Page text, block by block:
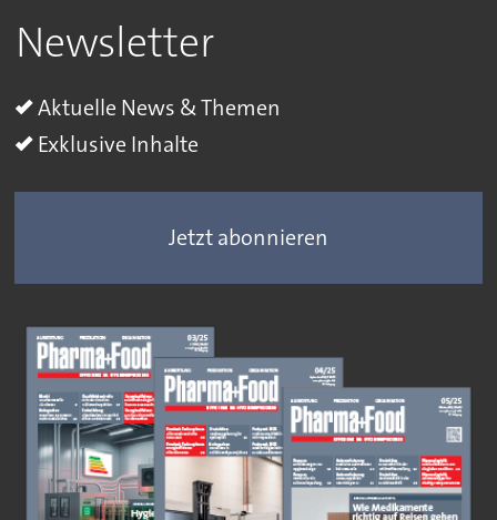
Newsletter
Aktuelle News & Themen
Exklusive Inhalte
Jetzt abonnieren